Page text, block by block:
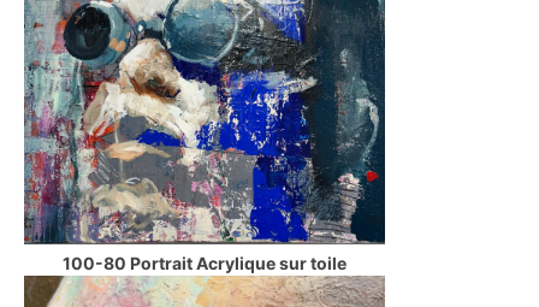
100-80 Portrait Acrylique sur toile